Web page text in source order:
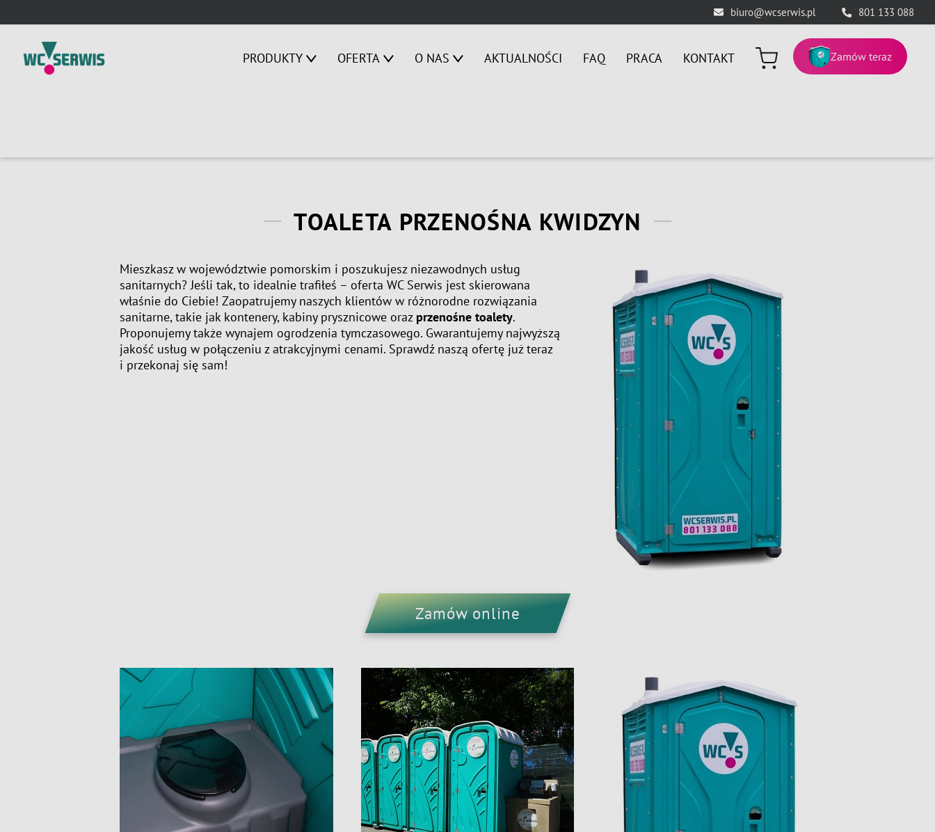
to
biuro@wcserwis.pl 801 133 088
PRODUKTY OFERTA O NAS AKTUALNOŚCI FAQ PRACA KONTAKT Zamów teraz
TOALETA PRZENOŚNA KWIDZYN
Mieszkasz w województwie pomorskim i poszukujesz niezawodnych usług
sanitarnych? Jeśli tak, to idealnie trafiłeś – oferta WC Serwis jest skierowana
właśnie do Ciebie! Zaopatrujemy naszych klientów w różnorodne rozwiązania
sanitarne, takie jak kontenery, kabiny prysznicowe oraz przenośne toalety.
Proponujemy także wynajem ogrodzenia tymczasowego. Gwarantujemy najwyższą
jakość usług w połączeniu z atrakcyjnymi cenami. Sprawdź naszą ofertę już teraz
i przekonaj się sam!
Zamów online